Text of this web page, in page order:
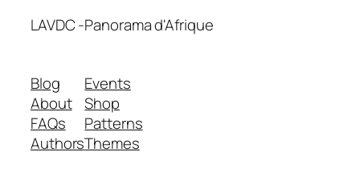
LAVDC -Panorama d'Afrique
Blog
About
FAQs
Authors
Events
Shop
Patterns
Themes